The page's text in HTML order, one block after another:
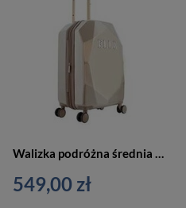
Walizka podróżna średnia 4 kółka złota - ELLE Dimaond EL45HA.60.104
549,00 zł